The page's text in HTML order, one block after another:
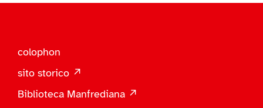
colophon
sito storico ↗
Biblioteca Manfrediana ↗